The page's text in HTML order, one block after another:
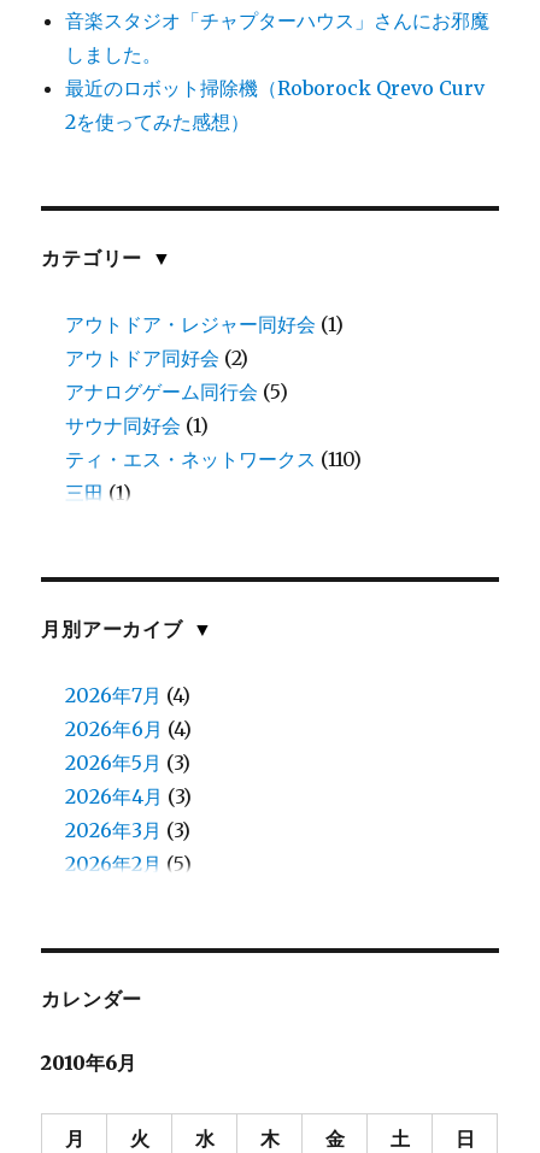
音楽スタジオ「チャプターハウス」さんにお邪魔
しました。
最近のロボット掃除機（Roborock Qrevo Curv
2を使ってみた感想）
カテゴリー ▼
アウトドア・レジャー同好会 (1)
アウトドア同好会 (2)
アナログゲーム同行会 (5)
サウナ同好会 (1)
ティ・エス・ネットワークス (110)
三田 (1)
佐川(1)
佐藤（正） (6)
入江(2)
八鍬(1)
加藤(1)
北原(8)
北見(13)
堀口(23)
塙(2)
大塚
(6)
月別アーカイブ ▼
2026年7月 (4)
2026年6月 (4)
2026年5月 (3)
2026年4月 (3)
2026年3月 (3)
2026年2月 (5)
2025年10月
2025年8月
2025年6月
カレンダー
2010年6月
月 火 水 木 金 土 日